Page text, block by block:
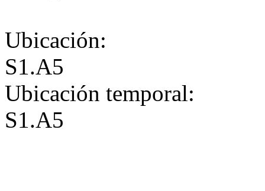
Ubicación:
S1.A5
Ubicación temporal:
S1.A5